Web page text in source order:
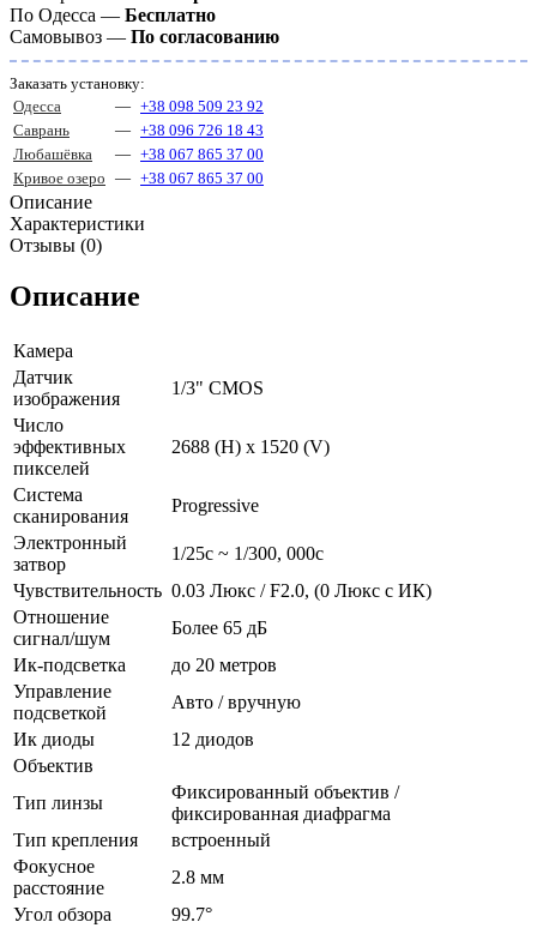
По Одесса — Бесплатно
Самовывоз — По согласованию
Заказать установку:
Одесса
— +38 098 509 23 92
Саврань
— +38 096 726 18 43
Любашёвка
— +38 067 865 37 00
Кривое озеро — +38 067 865 37 00
Описание
Характеристики
Отзывы (0)
Описание
Камера
Датчик
изображения
1/3" CMOS
Число
эффективных
пикселей
2688 (H) х 1520 (V)
Система
сканирования
Progressive
Электронный
затвор
1/25с ~ 1/300, 000с
Чувствительность 0.03 Люкс / F2.0, (0 Люкс с ИК)
Отношение
сигнал/шум
Более 65 дБ
Ик-подсветка
до 20 метров
Управление
подсветкой
Авто / вручную
Ик диоды
12 диодов
Объектив
Тип линзы
Фиксированный объектив /
фиксированная диафрагма
Тип крепления
встроенный
Фокусное
расстояние
2.8 мм
Угол обзора
99.7°